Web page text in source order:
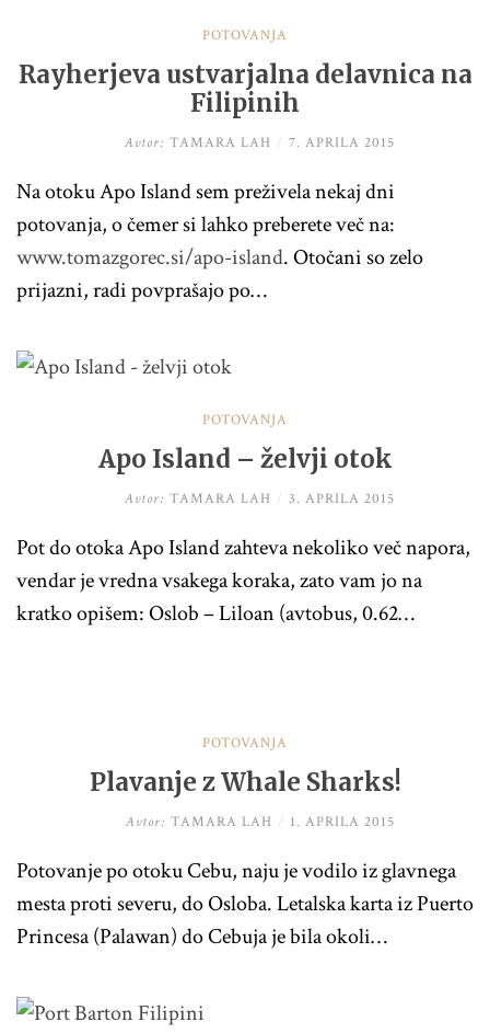
POTOVANJA
Rayherjeva ustvarjalna delavnica na
Filipinih
Avtor: TAMARA LAH / 7. APRILA 2015
Na otoku Apo Island sem preživela nekaj dni
potovanja, o čemer si lahko preberete več na:
www.tomazgorec.si/apo-island. Otočani so zelo
prijazni, radi povprašajo po…
POTOVANJA
Apo Island – želvji otok
Avtor: TAMARA LAH / 3. APRILA 2015
Pot do otoka Apo Island zahteva nekoliko več napora,
vendar je vredna vsakega koraka, zato vam jo na
kratko opišem: Oslob – Liloan (avtobus, 0.62…
POTOVANJA
Plavanje z Whale Sharks!
Avtor: TAMARA LAH / 1. APRILA 2015
Potovanje po otoku Cebu, naju je vodilo iz glavnega
mesta proti severu, do Osloba. Letalska karta iz Puerto
Princesa (Palawan) do Cebuja je bila okoli…